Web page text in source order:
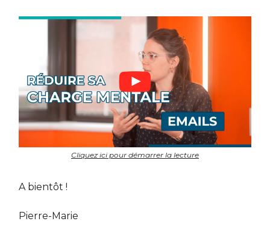
Cliquez ici pour démarrer la lecture
A bientôt !
Pierre-Marie